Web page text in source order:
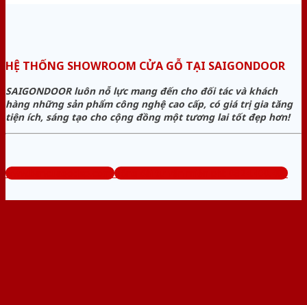
HỆ THỐNG SHOWROOM CỬA GỖ TẠI SAIGONDOOR
SAIGONDOOR luôn nỗ lực mang đến cho đối tác và khách
hàng những sản phẩm công nghệ cao cấp, có giá trị gia tăng
tiện ích, sáng tạo cho cộng đồng một tương lai tốt đẹp hơn!
www.bancuagodep.com Tổng đài tư vấn miễn phí: 0824.400.400